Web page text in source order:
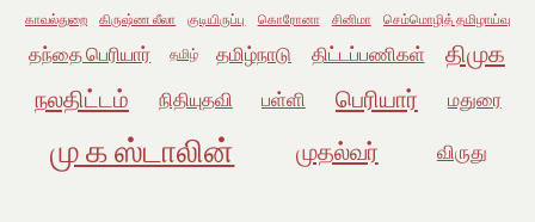
காவல்துறை கிருஷ்ண லீலா குடியிருப்பு கொரோனா சினிமா செம்மொழித் தமிழாய்வு
தந்தை பெரியார் தமிழ் தமிழ்நாடு திட்டப்பணிகள்
திமுக
நலதிட்டம்
நிதியுதவி பள்ளி பெரியார் மதுரை
மு க ஸ்டாலின் முதல்வர் விருது